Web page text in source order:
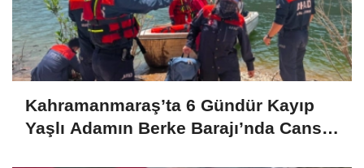
Kahramanmaraş’ta 6 Gündür Kayıp
Yaşlı Adamın Berke Barajı’nda Cansız